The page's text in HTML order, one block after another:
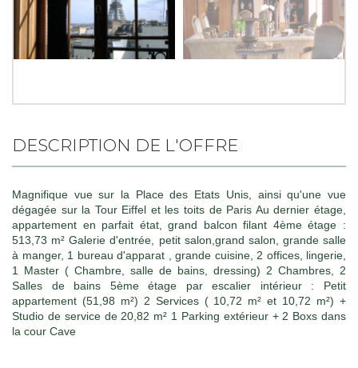
DESCRIPTION DE L'OFFRE
Magnifique vue sur la Place des Etats Unis, ainsi qu'une vue
dégagée sur la Tour Eiffel et les toits de Paris Au dernier étage,
appartement en parfait état, grand balcon filant 4ème étage :
513,73 m² Galerie d'entrée, petit salon,grand salon, grande salle
à manger, 1 bureau d'apparat , grande cuisine, 2 offices, lingerie,
1 Master ( Chambre, salle de bains, dressing) 2 Chambres, 2
Salles de bains 5ème étage par escalier intérieur : Petit
appartement (51,98 m²) 2 Services ( 10,72 m² et 10,72 m²) +
Studio de service de 20,82 m² 1 Parking extérieur + 2 Boxs dans
la cour Cave